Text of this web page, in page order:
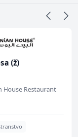
(ž)
House Restaurant